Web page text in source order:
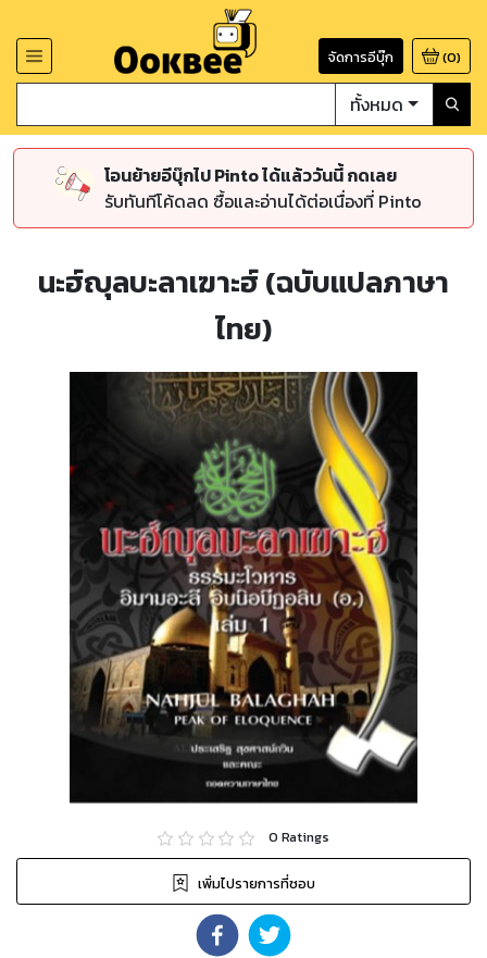
จัดการอีบุ๊ก (0)
ทั้งหมด
โอนย้ายอีบุ๊กไป Pinto ได้แล้ววันนี้ กดเลย
รับทันทีโค้ดลด ซื้อและอ่านได้ต่อเนื่องที่ Pinto
นะฮ์ญุลบะลาเฆาะฮ์ (ฉบับแปลภาษา
ไทย)
0 Ratings
เพิ่มไปรายการที่ชอบ